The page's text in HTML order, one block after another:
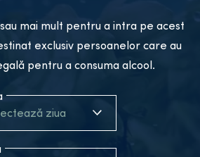
mai mult pentru a intra pe acest
exclusiv persoanelor care au
pentru a consuma alcool.
ziua